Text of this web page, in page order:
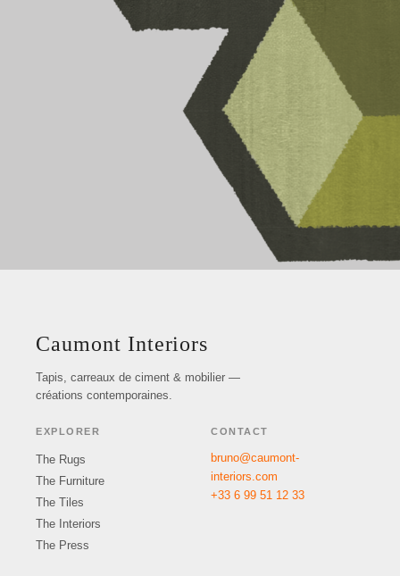
Caumont Interiors
Tapis, carreaux de ciment & mobilier —
créations contemporaines.
EXPLORER
The Rugs
The Furniture
The Tiles
The Interiors
The Press
CONTACT
bruno@caumont-
interiors.com
+33 6 99 51 12 33